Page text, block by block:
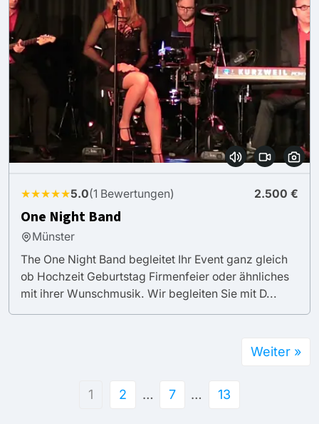
★★★★★5.0(1 Bewertungen) 2.500 €
One Night Band
Münster
The One Night Band begleitet Ihr Event ganz gleich
ob Hochzeit Geburtstag Firmenfeier oder ähnliches
mit ihrer Wunschmusik. Wir begleiten Sie mit D...
1 2 … 7 … 13
Weiter »